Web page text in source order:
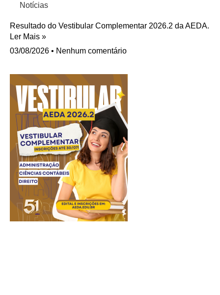
Notícias
Resultado do Vestibular Complementar 2026.2 da AEDA.
Ler Mais »
03/08/2026
Nenhum comentário